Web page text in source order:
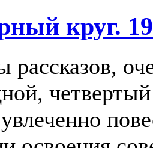
круг.
рассказов,